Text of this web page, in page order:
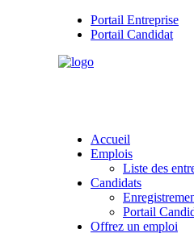
Portail Entreprise
Portail Candidat
Accueil
Emplois
Liste des
Candidats
Portail
Offrez un emploi